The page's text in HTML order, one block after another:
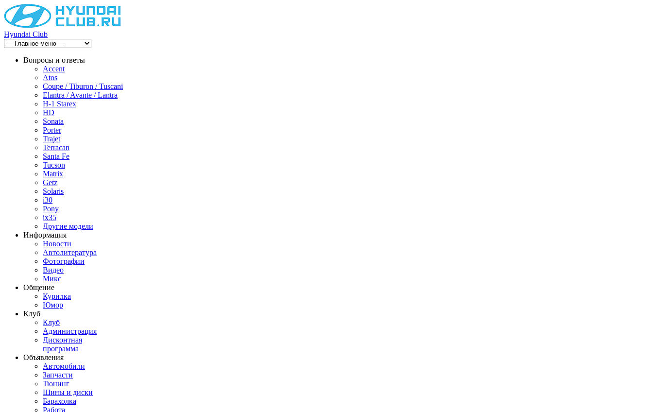
Hyundai Club
Вопросы и ответы
Accent
Atos
Coupe / Tiburon / Tuscani
Elantra / Avante / Lantra
H-1 Starex
HD
Sonata
Porter
Trajet
Terracan
Santa Fe
Tucson
Matrix
Getz
Solaris
i30
Pony
ix35
Другие модели
Информация
Новости
Автолитература
Фотографии
Видео
Микс
Общение
Курилка
Юмор
Клуб
Клуб
Администрация
Дисконтная
программа
Объявления
Автомобили
Запчасти
Тюнинг
Шины и диски
Барахолка
Работа